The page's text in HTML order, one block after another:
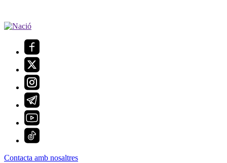
Contacta amb nosaltres